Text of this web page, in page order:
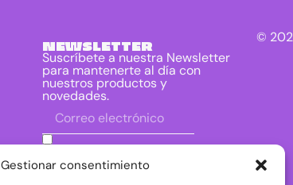
Gestionar consentimiento
NEWSLETTER
Suscríbete a nuestra Newsletter
para mantenerte al día con
nuestros productos y
novedades.
contenidas en la política de privacidad
sobre el tratamiento de mis datos para
©